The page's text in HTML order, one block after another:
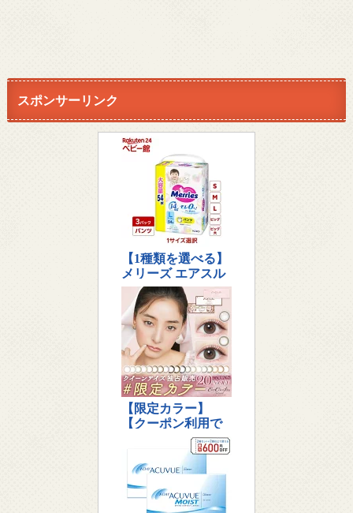
スポンサーリンク